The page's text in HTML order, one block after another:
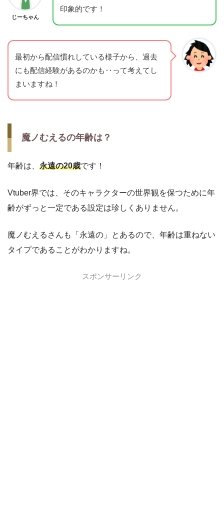
じーちゃん
印象的です！
最初から配信慣れしている様子から、過去
にも配信経験があるのかも‥って考えてし
まいますね！
魔ノむえるの年齢は？
年齢は、 永遠の20歳です！
Vtuber界では、そのキャラクターの世界観を保つために年
齢がずっと一定である設定は珍しくありません。
魔ノむえるさんも「永遠の」とあるので、年齢は重ねない
タイプであることがわかりますね。
スポンサーリンク